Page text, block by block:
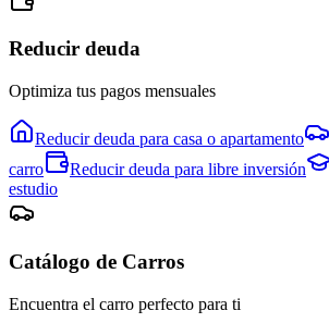
Reducir deuda
Optimiza tus pagos mensuales
Reducir deuda para casa o apartamento
carro
Reducir deuda para libre inversión
estudio
Catálogo de Carros
Encuentra el carro perfecto para ti